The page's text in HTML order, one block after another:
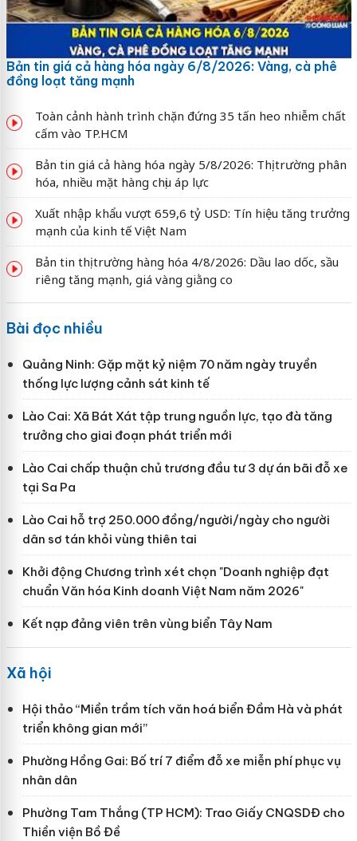
Bản tin giá cả hàng hóa ngày 6/8/2026: Vàng, cà phê
đồng loạt tăng mạnh
Toàn cảnh hành trình chặn đứng 35 tấn heo nhiễm chất
cấm vào TP.HCM
Bản tin giá cả hàng hóa ngày 5/8/2026: Thị trường phân
hóa, nhiều mặt hàng chịu áp lực
Xuất nhập khẩu vượt 659,6 tỷ USD: Tín hiệu tăng trưởng
mạnh của kinh tế Việt Nam
Bản tin thị trường hàng hóa 4/8/2026: Dầu lao dốc, sầu
riêng tăng mạnh, giá vàng giằng co
Bài đọc nhiều
Quảng Ninh: Gặp mặt kỷ niệm 70 năm ngày truyền
thống lực lượng cảnh sát kinh tế
Lào Cai: Xã Bát Xát tập trung nguồn lực, tạo đà tăng
trưởng cho giai đoạn phát triển mới
Lào Cai chấp thuận chủ trương đầu tư 3 dự án bãi đỗ xe
tại Sa Pa
Lào Cai hỗ trợ 250.000 đồng/người/ngày cho người
dân sơ tán khỏi vùng thiên tai
Khởi động Chương trình xét chọn "Doanh nghiệp đạt
chuẩn Văn hóa Kinh doanh Việt Nam năm 2026"
Kết nạp đảng viên trên vùng biển Tây Nam
Xã hội
Hội thảo “Miền trầm tích văn hoá biển Đầm Hà và phát
triển không gian mới”
Phường Hồng Gai: Bố trí 7 điểm đỗ xe miễn phí phục vụ
nhân dân
Phường Tam Thắng (TP HCM): Trao Giấy CNQSDĐ cho
Thiền viện Bồ Đề